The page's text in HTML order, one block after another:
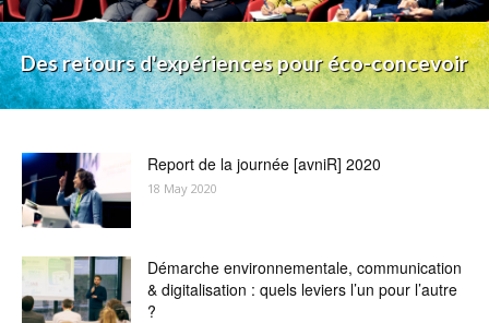
Des retours d'expériences pour éco-concevoir
Report de la journée [avniR] 2020
18 May 2020
Démarche environnementale, communication
& digitalisation : quels leviers l’un pour l’autre
?